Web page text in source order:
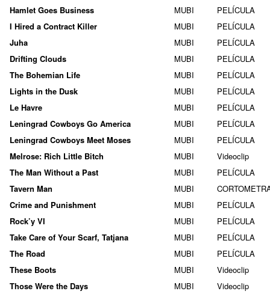
Hamlet Goes Business
MUBI
PELÍCULA
I Hired a Contract Killer
MUBI
PELÍCULA
Juha
MUBI
PELÍCULA
Drifting Clouds
MUBI
PELÍCULA
The Bohemian Life
MUBI
PELÍCULA
Lights in the Dusk
MUBI
PELÍCULA
Le Havre
MUBI
PELÍCULA
Leningrad Cowboys Go America
MUBI
PELÍCULA
Leningrad Cowboys Meet Moses
MUBI
PELÍCULA
Melrose: Rich Little Bitch
MUBI
Videoclip
The Man Without a Past
MUBI
PELÍCULA
Tavern Man
MUBI
Crime and Punishment
MUBI
PELÍCULA
Rock’y VI
MUBI
PELÍCULA
Take Care of Your Scarf, Tatjana
MUBI
PELÍCULA
The Road
MUBI
PELÍCULA
These Boots
MUBI
Videoclip
Those Were the Days
MUBI
Videoclip